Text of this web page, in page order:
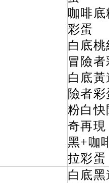
咖啡
彩蛋
白底
冒險
白底
險者彩
粉白
奇再現
黑+咖
拉彩蛋
白底